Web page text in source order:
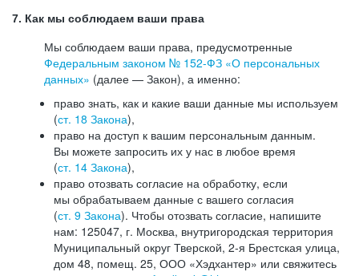
7. Как мы соблюдаем ваши права
Мы соблюдаем ваши права, предусмотренные
Федеральным законом № 152-ФЗ «О персональных
данных» (далее — Закон), а именно:
право знать, как и какие ваши данные мы используем
(ст. 18 Закона),
право на доступ к вашим персональным данным.
Вы можете запросить их у нас в любое время
(ст. 14 Закона),
право отозвать согласие на обработку, если
мы обрабатываем данные с вашего согласия
(ст. 9 Закона). Чтобы отозвать согласие, напишите
нам: 125047, г. Москва, внутригородская территория
Муниципальный округ Тверской, 2-я Брестская улица,
дом 48, помещ. 25, ООО «Хэдхантер» или свяжитесь